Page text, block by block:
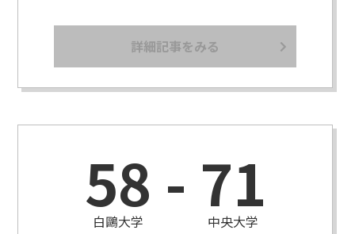
詳細記事をみる
58
白鷗大学 - 71
中央大学